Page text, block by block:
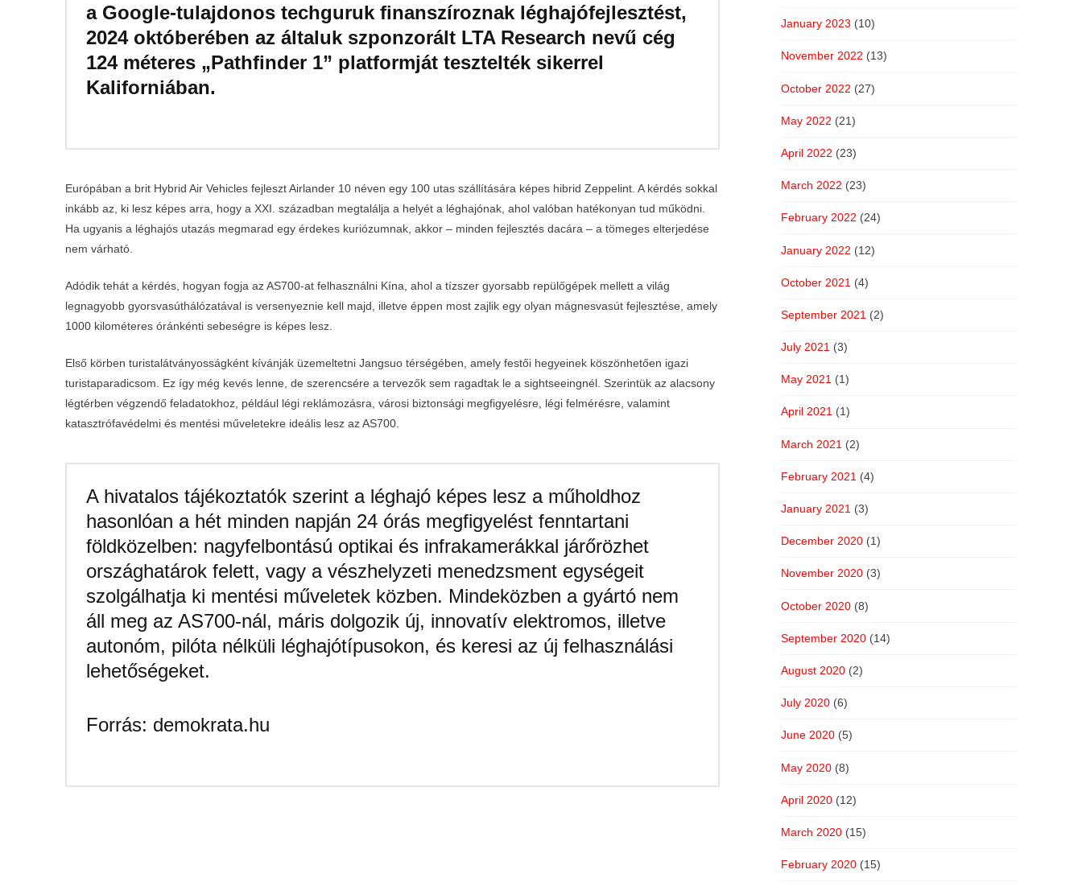
a Google‑tulajdonos techguruk finanszíroznak léghajófejlesztést,
2024 októberében az általuk szponzorált LTA Research nevű cég
124 méteres „Pathfinder 1” platformját tesztelték sikerrel
Kaliforniában.
Európában a brit Hybrid Air Vehicles fejleszt Airlander 10 néven egy 100 utas szállítására képes hibrid Zeppelint. A kérdés sokkal
inkább az, ki lesz képes arra, hogy a XXI. században megtalálja a helyét a léghajónak, ahol valóban hatékonyan tud működni.
Ha ugyanis a léghajós utazás megmarad egy érdekes kuriózumnak, akkor – minden fejlesztés dacára – a tömeges elterjedése
nem várható.
Adódik tehát a kérdés, hogyan fogja az AS700-at felhasználni Kína, ahol a tízszer gyorsabb repülőgépek mellett a világ
legnagyobb gyorsvasúthálózatával is versenyeznie kell majd, illetve éppen most zajlik egy olyan mágnesvasút fejlesztése, amely
1000 kilométeres óránkénti sebeségre is képes lesz.
Első körben turistalátványosságként kívánják üzemeltetni Jangsuo térségében, amely festői hegyeinek köszönhetően igazi
turistaparadicsom. Ez így még kevés lenne, de szerencsére a tervezők sem ragadtak le a sightseeingnél. Szerintük az alacsony
légtérben végzendő feladatokhoz, például légi reklámozásra, városi biztonsági megfigyelésre, légi felmérésre, valamint
katasztrófavédelmi és mentési műveletekre ideális lesz az AS700.
A hivatalos tájékoztatók szerint a léghajó képes lesz a műholdhoz
hasonlóan a hét minden napján 24 órás megfigyelést fenntartani
földközelben: nagyfelbontású optikai és infrakamerákkal járőrözhet
országhatárok felett, vagy a vészhelyzeti menedzsment egységeit
szolgálhatja ki mentési műveletek közben. Mindeközben a gyártó nem
áll meg az AS700-nál, máris dolgozik új, innovatív elektromos, illetve
autonóm, pilóta nélküli léghajótípusokon, és keresi az új felhasználási
lehetőségeket.
Forrás: demokrata.hu
January 2023 (10)
November 2022 (13)
October 2022 (27)
May 2022 (21)
April 2022 (23)
March 2022 (23)
February 2022 (24)
January 2022 (12)
October 2021 (4)
September 2021 (2)
July 2021 (3)
May 2021 (1)
April 2021 (1)
March 2021 (2)
February 2021 (4)
January 2021 (3)
December 2020 (1)
November 2020 (3)
October 2020 (8)
September 2020 (14)
August 2020 (2)
July 2020 (6)
June 2020 (5)
May 2020 (8)
April 2020 (12)
March 2020 (15)
February 2020 (15)